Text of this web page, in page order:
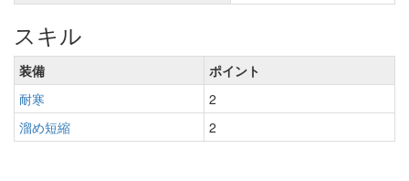
スキル
装備
ポイント
耐寒
2
溜め短縮
2